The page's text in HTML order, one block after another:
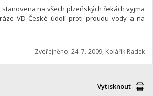
na všech plzeňských řekách vyjma
VD České údolí proti proudu vody a na
Zveřejněno: 24. 7. 2009, Kolářík Radek
Vytisknout